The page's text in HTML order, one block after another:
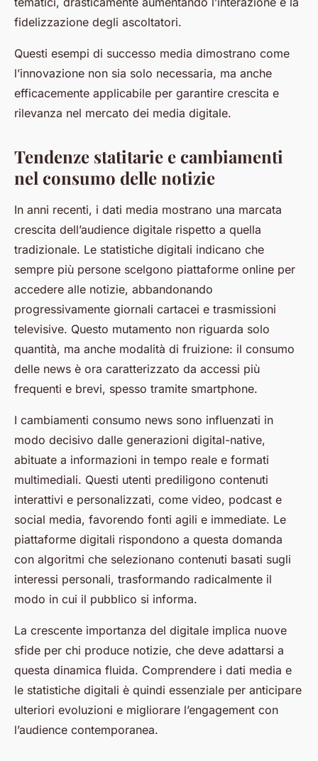
fidelizzazione degli ascoltatori.
Questi esempi di successo media dimostrano come
l’innovazione non sia solo necessaria, ma anche
efficacemente applicabile per garantire crescita e
rilevanza nel mercato dei media digitale.
Tendenze statitarie e cambiamenti
nel consumo delle notizie
In anni recenti, i dati media mostrano una marcata
crescita dell’audience digitale rispetto a quella
tradizionale. Le statistiche digitali indicano che
sempre più persone scelgono piattaforme online per
accedere alle notizie, abbandonando
progressivamente giornali cartacei e trasmissioni
televisive. Questo mutamento non riguarda solo
quantità, ma anche modalità di fruizione: il consumo
delle news è ora caratterizzato da accessi più
frequenti e brevi, spesso tramite smartphone.
I cambiamenti consumo news sono influenzati in
modo decisivo dalle generazioni digital-native,
abituate a informazioni in tempo reale e formati
multimediali. Questi utenti prediligono contenuti
interattivi e personalizzati, come video, podcast e
social media, favorendo fonti agili e immediate. Le
piattaforme digitali rispondono a questa domanda
con algoritmi che selezionano contenuti basati sugli
interessi personali, trasformando radicalmente il
modo in cui il pubblico si informa.
La crescente importanza del digitale implica nuove
sfide per chi produce notizie, che deve adattarsi a
questa dinamica fluida. Comprendere i dati media e
le statistiche digitali è quindi essenziale per anticipare
ulteriori evoluzioni e migliorare l’engagement con
l’audience contemporanea.